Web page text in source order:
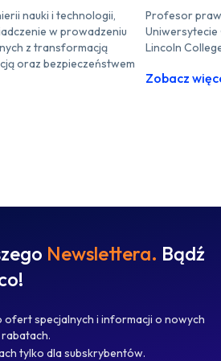
nauki i technologii,
w prowadzeniu
z transformacją
oraz bezpieczeństwem
Profesor
Lincoln
Zobacz
Newslettera. Bądź
ofert specjalnych i informacji o nowych
tylko dla subskrybentów.